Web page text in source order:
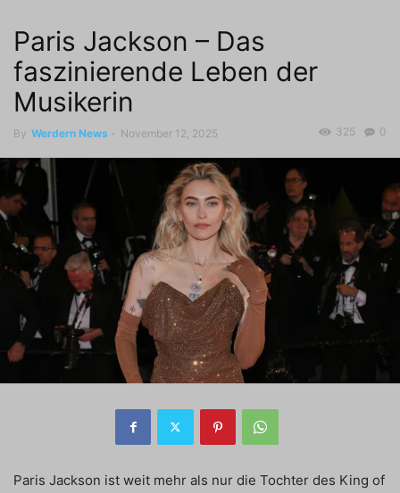
Paris Jackson – Das
faszinierende Leben der
Musikerin
By Werdern News - November 12, 2025 0
325
Paris Jackson ist weit mehr als nur die Tochter des King of